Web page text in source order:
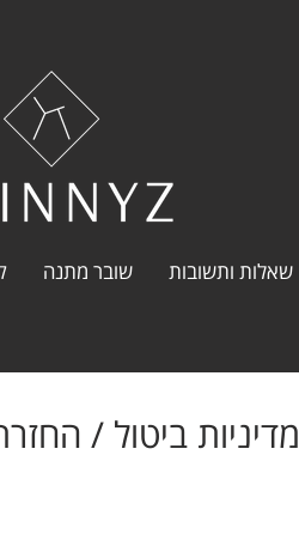
שאלות ותשובות שובר מתנה
מדיניות ביטול /